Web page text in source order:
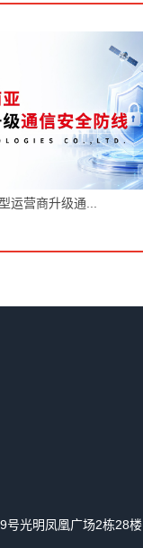
运营商升级通...
号光明凤凰广场2栋28楼